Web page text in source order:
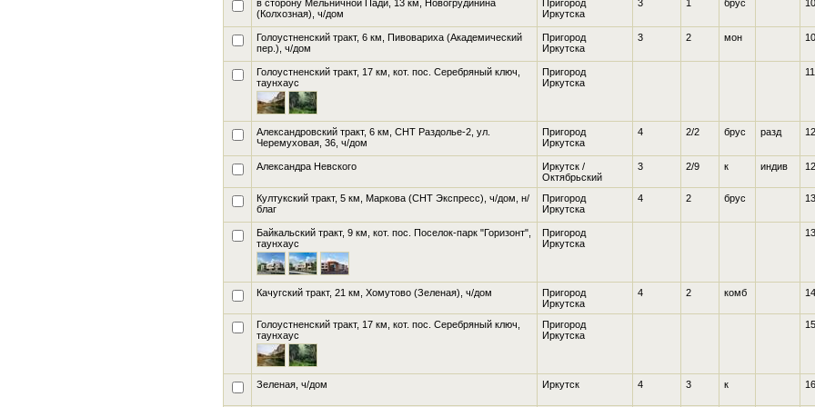
в сторону Мельничной Пади, 13 км, Новогрудинина
(Колхозная), ч/дом
Пригород
Иркутска
3 1 брус
Голоустненский тракт, 6 км, Пивовариха(Академический
пер.), ч/дом
Пригород
Иркутска
3 2 мон
Голоустненский тракт, 17 км, кот. пос. Серебряный ключ
таунхаус
Пригород
Иркутска
Александровский тракт, 6 км, СНТ Раздолье-2, ул.
Черемуховая, 36, ч/дом
Пригород
Иркутска
4 2/2 брус разд
Александра Невского
Иркутск /
Октябрьский
3 2/9 к индив
Култукский тракт, 5 км, Маркова(СНТ Экспресс), ч/дом, н/
благ
Пригород
Иркутска
4 2 брус
Байкальский тракт, 9 км, кот. пос. Поселок-парк "Горизонт",
таунхаус
Пригород
Иркутска
Качугский тракт, 21 км, Хомутово(Зеленая), ч/дом
Пригород
Иркутска
4 2 комб
Голоустненский тракт, 17 км, кот. пос. Серебряный ключ
таунхаус
Пригород
Иркутска
Зеленая, ч/дом Иркутск 4 3 к